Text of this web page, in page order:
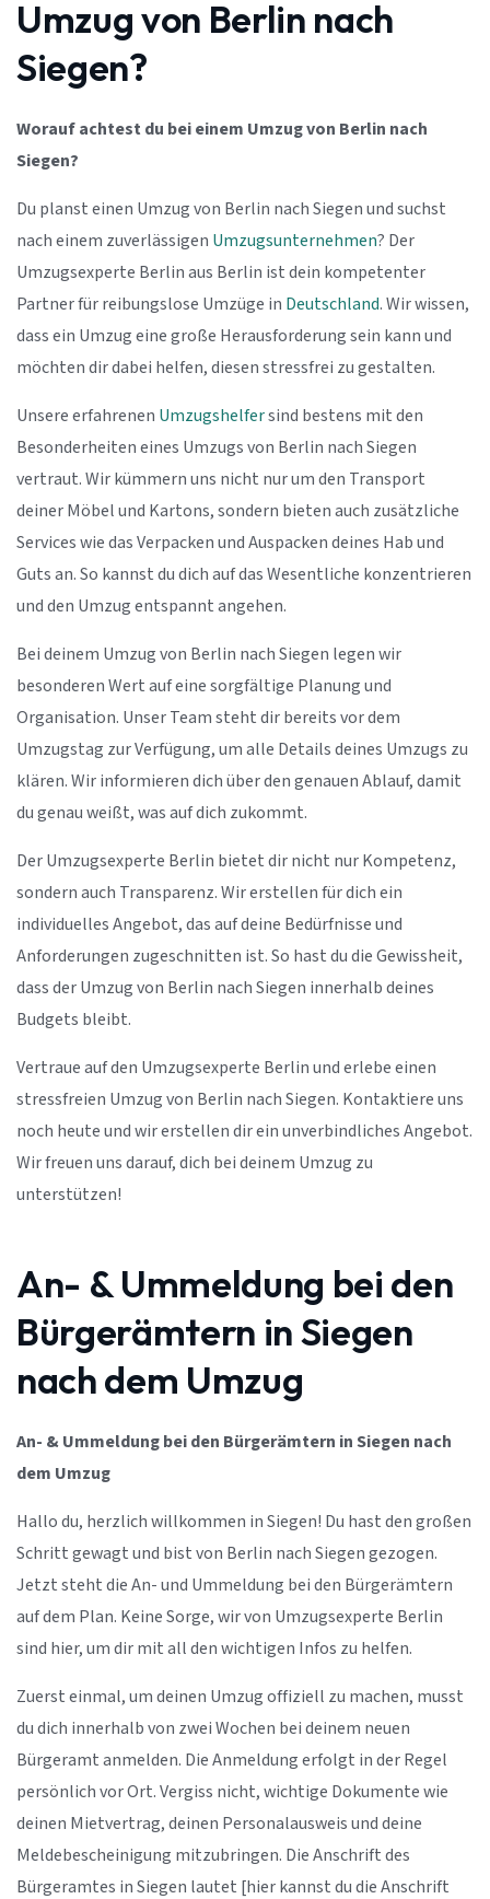
Umzug von Berlin nach
Siegen?
Worauf achtest du bei einem Umzug von Berlin nach
Siegen?
Du planst einen Umzug von Berlin nach Siegen und suchst
nach einem zuverlässigen Umzugsunternehmen? Der
Umzugsexperte Berlin aus Berlin ist dein kompetenter
Partner für reibungslose Umzüge in Deutschland. Wir wissen,
dass ein Umzug eine große Herausforderung sein kann und
möchten dir dabei helfen, diesen stressfrei zu gestalten.
Unsere erfahrenen Umzugshelfersind bestens mit den
Besonderheiten eines Umzugs von Berlin nach Siegen
vertraut. Wir kümmern uns nicht nur um den Transport
deiner Möbel und Kartons, sondern bieten auch zusätzliche
Services wie das Verpacken und Auspacken deines Hab und
Guts an. So kannst du dich auf das Wesentliche konzentrieren
und den Umzug entspannt angehen.
Bei deinem Umzug von Berlin nach Siegen legen wir
besonderen Wert auf eine sorgfältige Planung und
Organisation. Unser Team steht dir bereits vor dem
Umzugstag zur Verfügung, um alle Details deines Umzugs zu
klären. Wir informieren dich über den genauen Ablauf, damit
du genau weißt, was auf dich zukommt.
Der Umzugsexperte Berlin bietet dir nicht nur Kompetenz,
sondern auch Transparenz. Wir erstellen für dich ein
individuelles Angebot, das auf deine Bedürfnisse und
Anforderungen zugeschnitten ist. So hast du die Gewissheit,
dass der Umzug von Berlin nach Siegen innerhalb deines
Budgets bleibt.
Vertraue auf den Umzugsexperte Berlin und erlebe einen
stressfreien Umzug von Berlin nach Siegen. Kontaktiere uns
noch heute und wir erstellen dir ein unverbindliches Angebot.
Wir freuen uns darauf, dich bei deinem Umzug zu
unterstützen!
An- & Ummeldung bei den
Bürgerämtern in Siegen
nach dem Umzug
An- & Ummeldung bei den Bürgerämtern in Siegen nach
dem Umzug
Hallo du, herzlich willkommen in Siegen! Du hast den großen
Schritt gewagt und bist von Berlin nach Siegen gezogen.
Jetzt steht die An- und Ummeldung bei den Bürgerämtern
auf dem Plan. Keine Sorge, wir von Umzugsexperte Berlin
sind hier, um dir mit all den wichtigen Infos zu helfen.
Zuerst einmal, um deinen Umzug offiziell zu machen, musst
du dich innerhalb von zwei Wochen bei deinem neuen
Bürgeramt anmelden. Die Anmeldung erfolgt in der Regel
persönlich vor Ort. Vergiss nicht, wichtige Dokumente wie
deinen Mietvertrag, deinen Personalausweis und deine
Meldebescheinigung mitzubringen. Die Anschrift des
Bürgeramtes in Siegen lautet [hier kannst du die Anschrift